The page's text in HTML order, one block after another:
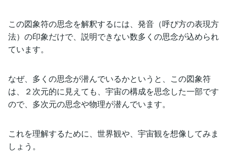
この図象符の思念を解釈するには、発音（呼び方の表現方
法）の印象だけで、説明できない数多くの思念が込められ
ています。
なぜ、多くの思念が潜んでいるかというと、この図象符
は、２次元的に見えても、宇宙の構成を思念した一部です
ので、多次元の思念や物理が潜んでいます。
これを理解するために、世界観や、宇宙観を想像してみま
しょう。